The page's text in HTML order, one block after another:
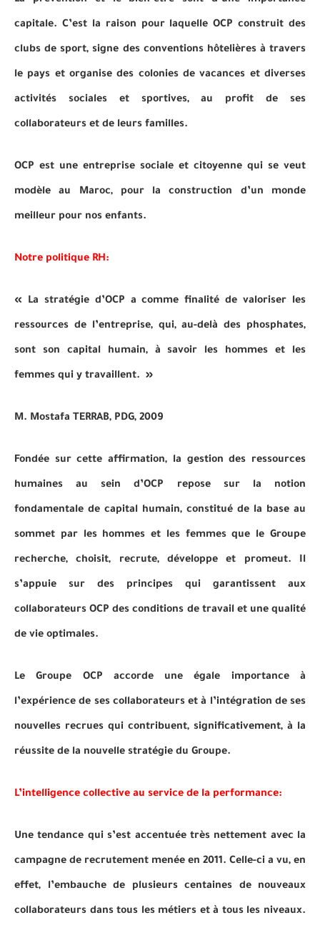
capitale. C’est la raison pour laquelle OCP construit des
clubs de sport, signe des conventions hôtelières à travers
le pays et organise des colonies de vacances et diverses
activités sociales et sportives, au profit de ses
collaborateurs et de leurs familles.
OCP est une entreprise sociale et citoyenne qui se veut
modèle au Maroc, pour la construction d’un monde
meilleur pour nos enfants.
Notre politique RH:
« La stratégie d’OCP a comme finalité de valoriser les
ressources de l’entreprise, qui, au-delà des phosphates,
sont son capital humain, à savoir les hommes et les
femmes qui y travaillent. »
M. Mostafa TERRAB, PDG, 2009
Fondée sur cette affirmation, la gestion des ressources
humaines au sein d’OCP repose sur la notion
fondamentale de capital humain, constitué de la base au
sommet par les hommes et les femmes que le Groupe
recherche, choisit, recrute, développe et promeut. Il
s’appuie sur des principes qui garantissent aux
collaborateurs OCP des conditions de travail et une qualité
de vie optimales.
Le Groupe OCP accorde une égale importance à
l’expérience de ses collaborateurs et à l’intégration de ses
nouvelles recrues qui contribuent, significativement, à la
réussite de la nouvelle stratégie du Groupe.
L’intelligence collective au service de la performance:
Une tendance qui s’est accentuée très nettement avec la
campagne de recrutement menée en 2011. Celle-ci a vu, en
effet, l’embauche de plusieurs centaines de nouveaux
collaborateurs dans tous les métiers et à tous les niveaux.